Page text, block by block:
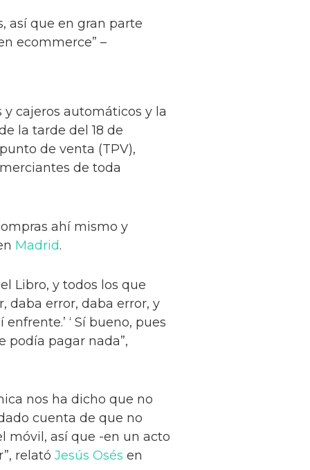
así que en gran parte
ecommerce” –
y cajeros automáticos y la
la tarde del 18 de
de venta (TPV),
de toda
ahí mismo y
Madrid.
Libro, y todos los que
daba error, daba error, y
‘ Sí bueno, pues
podía pagar nada”,
nos ha dicho que no
cuenta de que no
móvil, así que -en un acto
relató Jesús Osés en